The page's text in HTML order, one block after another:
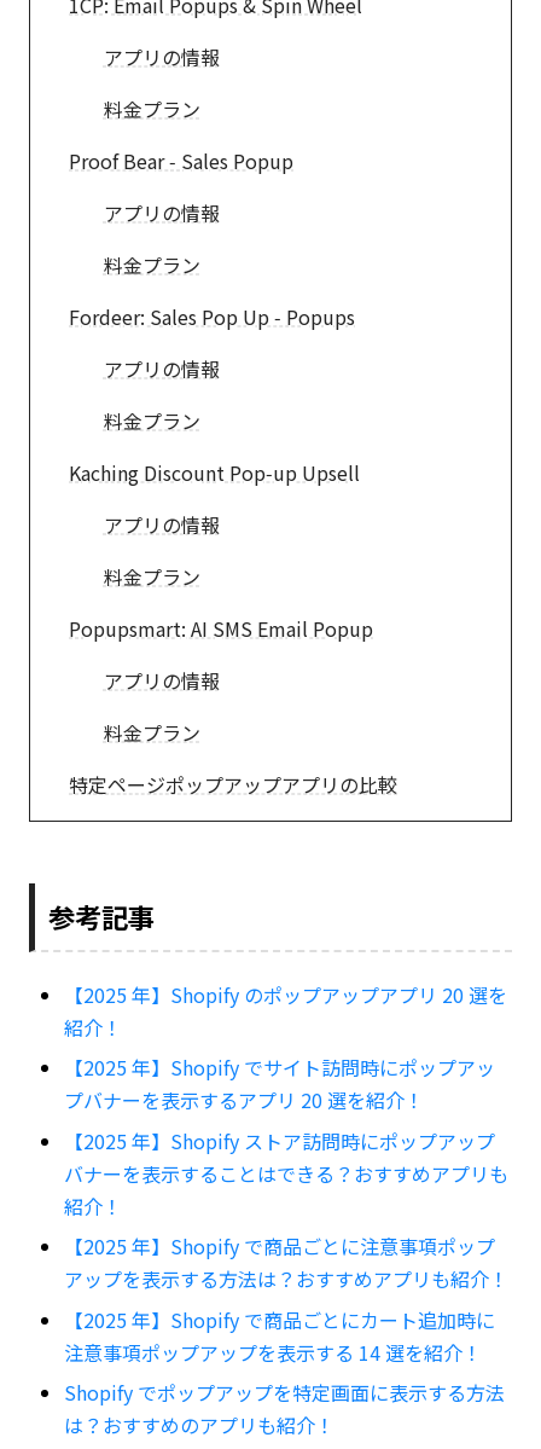
アプリの情報
料金プラン
Proof Bear ‑ Sales Popup
アプリの情報
料金プラン
Fordeer: Sales Pop Up ‑ Popups
アプリの情報
料金プラン
Kaching Discount Pop‑up Upsell
アプリの情報
料金プラン
Popupsmart: AI SMS Email Popup
アプリの情報
料金プラン
特定ページポップアップアプリの比較
参考記事
【2025 年】Shopify のポップアップアプリ 20 選を
紹介！
【2025 年】Shopify でサイト訪問時にポップアッ
プバナーを表示するアプリ 20 選を紹介！
【2025 年】Shopify ストア訪問時にポップアップ
バナーを表示することはできる？おすすめアプリも
紹介！
【2025 年】Shopify で商品ごとに注意事項ポップ
アップを表示する方法は？おすすめアプリも紹介！
【2025 年】Shopify で商品ごとにカート追加時に
注意事項ポップアップを表示する 14 選を紹介！
Shopify でポップアップを特定画面に表示する方法
は？おすすめのアプリも紹介！